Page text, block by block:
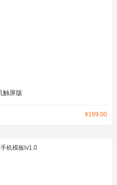
触屏版
¥199.00